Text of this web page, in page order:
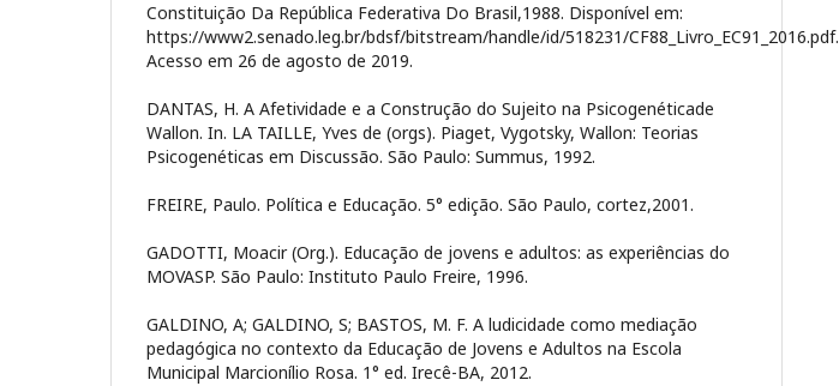
Constituição Da República Federativa Do Brasil,1988. Disponível em:
https://www2.senado.leg.br/bdsf/bitstream/handle/id/518231/CF88_Livro_EC91_2016.pdf.
Acesso em 26 de agosto de 2019.
DANTAS, H. A Afetividade e a Construção do Sujeito na Psicogenéticade
Wallon. In. LA TAILLE, Yves de (orgs). Piaget, Vygotsky, Wallon: Teorias
Psicogenéticas em Discussão. São Paulo: Summus, 1992.
FREIRE, Paulo. Política e Educação. 5° edição. São Paulo, cortez,2001.
GADOTTI, Moacir (Org.). Educação de jovens e adultos: as experiências do
MOVASP. São Paulo: Instituto Paulo Freire, 1996.
GALDINO, A; GALDINO, S; BASTOS, M. F. A ludicidade como mediação
pedagógica no contexto da Educação de Jovens e Adultos na Escola
Municipal Marcionílio Rosa. 1° ed. Irecê-BA, 2012.